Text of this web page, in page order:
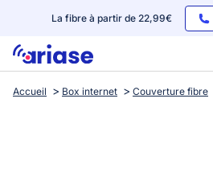
La fibre à partir de 22,99€
Box internet
Accueil Box internet Couverture fibre